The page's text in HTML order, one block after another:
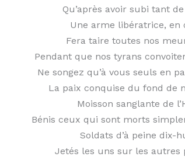
Qu’après avoir subi tant
Une arme libératrice, en
Fera taire toutes nos
Pendant que nos tyrans
Ne songez qu’à vous seuls en
La paix conquise du fond de
Moisson sanglante de
Bénis ceux qui sont morts
Soldats d’à peine dix-
Jetés les uns sur les autres